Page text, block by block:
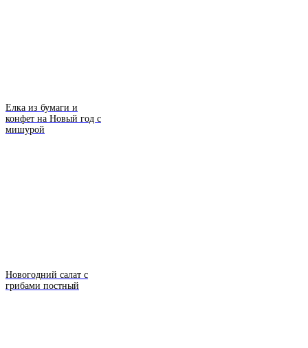
Елка из бумаги и
конфет на Новый год с
мишурой
Новогодний салат с
грибами постный